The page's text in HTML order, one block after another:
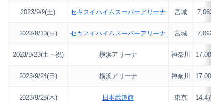
2023/9/9(土) セキスイハイムスーパーアリーナ 宮城 7,063
2023/9/10(日) セキスイハイムスーパーアリーナ 宮城 7,063
2023/9/23(土・祝) 横浜アリーナ 神奈川 17,000
2023/9/24(日) 横浜アリーナ 神奈川 17,000
2023/9/28(木) 日本武道館 東京 14,471